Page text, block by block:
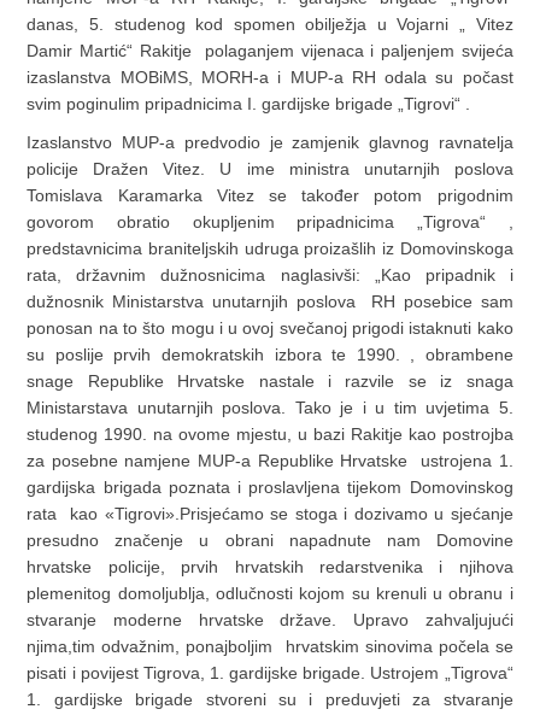
danas, 5. studenog kod spomen obilježja u Vojarni „ Vitez
Damir Martić“ Rakitje polaganjem vijenaca i paljenjem svijeća
izaslanstva MOBiMS, MORH-a i MUP-a RH odala su počast
svim poginulim pripadnicima I. gardijske brigade „Tigrovi“ .
Izaslanstvo MUP-a predvodio je zamjenik glavnog ravnatelja
policije Dražen Vitez. U ime ministra unutarnjih poslova
Tomislava Karamarka Vitez se također potom prigodnim
govorom obratio okupljenim pripadnicima „Tigrova“ ,
predstavnicima braniteljskih udruga proizašlih iz Domovinskoga
rata, državnim dužnosnicima naglasivši: „Kao pripadnik i
dužnosnik Ministarstva unutarnjih poslova RH posebice sam
ponosan na to što mogu i u ovoj svečanoj prigodi istaknuti kako
su poslije prvih demokratskih izbora te 1990. , obrambene
snage Republike Hrvatske nastale i razvile se iz snaga
Ministarstava unutarnjih poslova. Tako je i u tim uvjetima 5.
studenog 1990. na ovome mjestu, u bazi Rakitje kao postrojba
za posebne namjene MUP-a Republike Hrvatske ustrojena 1.
gardijska brigada poznata i proslavljena tijekom Domovinskog
rata kao «Tigrovi».Prisjećamo se stoga i dozivamo u sjećanje
presudno značenje u obrani napadnute nam Domovine
hrvatske policije, prvih hrvatskih redarstvenika i njihova
plemenitog domoljublja, odlučnosti kojom su krenuli u obranu i
stvaranje moderne hrvatske države. Upravo zahvaljujući
njima,tim odvažnim, ponajboljim hrvatskim sinovima počela se
pisati i povijest Tigrova, 1. gardijske brigade. Ustrojem „Tigrova“
1. gardijske brigade stvoreni su i preduvjeti za stvaranje